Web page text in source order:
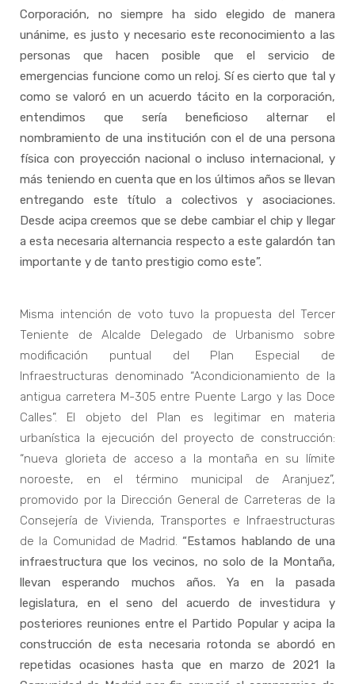
Corporación, no siempre ha sido elegido de manera
unánime, es justo y necesario este reconocimiento a las
personas que hacen posible que el servicio de
emergencias funcione como un reloj. Sí es cierto que tal y
como se valoró en un acuerdo tácito en la corporación,
entendimos que sería beneficioso alternar el
nombramiento de una institución con el de una persona
física con proyección nacional o incluso internacional, y
más teniendo en cuenta que en los últimos años se llevan
entregando este título a colectivos y asociaciones.
Desde acipa creemos que se debe cambiar el chip y llegar
a esta necesaria alternancia respecto a este galardón tan
importante y de tanto prestigio como este”.
Misma intención de voto tuvo la propuesta del Tercer
Teniente de Alcalde Delegado de Urbanismo sobre
modificación puntual del Plan Especial de
Infraestructuras denominado “Acondicionamiento de la
antigua carretera M-305 entre Puente Largo y las Doce
Calles”. El objeto del Plan es legitimar en materia
urbanística la ejecución del proyecto de construcción:
“nueva glorieta de acceso a la montaña en su límite
noroeste, en el término municipal de Aranjuez”,
promovido por la Dirección General de Carreteras de la
Consejería de Vivienda, Transportes e Infraestructuras
de la Comunidad de Madrid. “Estamos hablando de una
infraestructura que los vecinos, no solo de la Montaña,
llevan esperando muchos años. Ya en la pasada
legislatura, en el seno del acuerdo de investidura y
posteriores reuniones entre el Partido Popular y acipa la
construcción de esta necesaria rotonda se abordó en
repetidas ocasiones hasta que en marzo de 2021 la